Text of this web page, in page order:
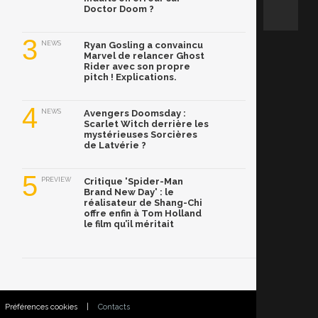
Doctor Doom ?
3 NEWS
Ryan Gosling a convaincu
Marvel de relancer Ghost
Rider avec son propre
pitch ! Explications.
4 NEWS
Avengers Doomsday :
Scarlet Witch derrière les
mystérieuses Sorcières
de Latvérie ?
5 PREVIEW
Critique 'Spider-Man
Brand New Day' : le
réalisateur de Shang-Chi
offre enfin à Tom Holland
le film qu’il méritait
Préférences cookies Contacts